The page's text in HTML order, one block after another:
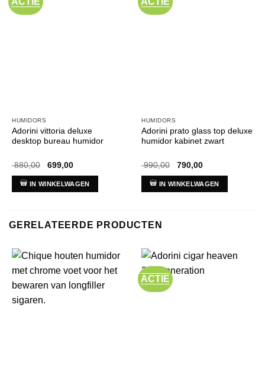
HUMIDORS
Adorini vittoria deluxe
desktop bureau humidor
880,00
Oorspronkelijke
was:
€ 880,00.
699,00Huidige
is:
€ 699,00.
IN WINKELWAGEN
HUMIDORS
Adorini prato glass top deluxe
humidor kabinet zwart
990,00
Oorspronkelijke
was:
€ 990,00.
790,00Huidige
is:
€ 790,00.
IN WINKELWAGEN
GERELATEERDE PRODUCTEN
ACTIE